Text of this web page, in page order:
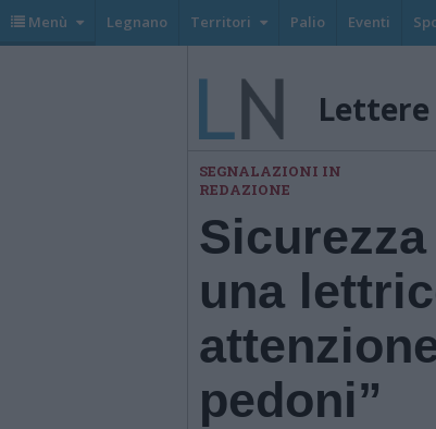
Menù Legnano Territori Palio Eventi
Lettere
SEGNALAZIONI IN
REDAZIONE
una
pedoni”